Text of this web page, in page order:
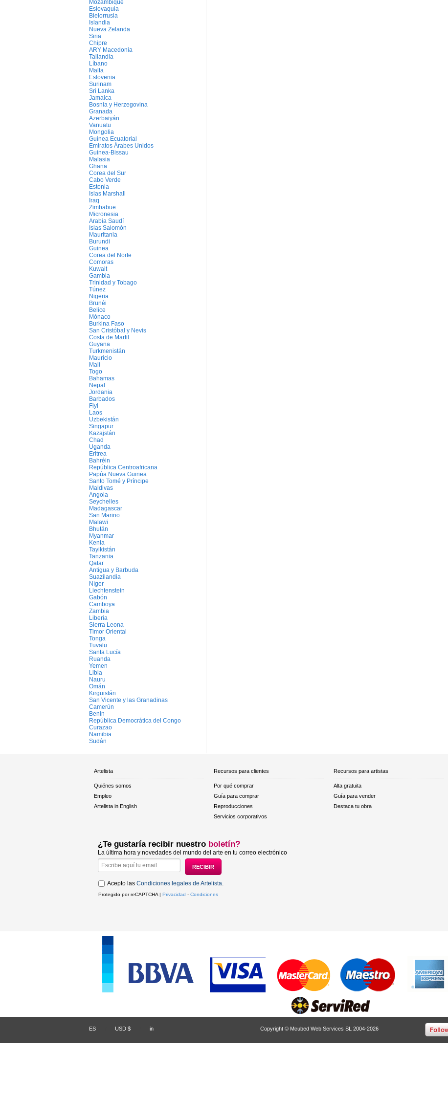
Mozambique
Eslovaquia
Bielorrusia
Islandia
Nueva Zelanda
Siria
Chipre
ARY Macedonia
Tailandia
Líbano
Malta
Eslovenia
Surinam
Sri Lanka
Jamaica
Bosnia y Herzegovina
Granada
Azerbaiyán
Vanuatu
Mongolia
Guinea Ecuatorial
Emiratos Árabes Unidos
Guinea-Bissau
Malasia
Ghana
Corea del Sur
Cabo Verde
Estonia
Islas Marshall
Iraq
Zimbabue
Micronesia
Arabia Saudí
Islas Salomón
Mauritania
Burundi
Guinea
Corea del Norte
Comoras
Kuwait
Gambia
Trinidad y Tobago
Túnez
Nigeria
Brunéi
Belice
Mónaco
Burkina Faso
San Cristóbal y Nevis
Costa de Marfil
Guyana
Turkmenistán
Mauricio
Malí
Togo
Bahamas
Nepal
Jordania
Barbados
Fiyi
Laos
Uzbekistán
Singapur
Kazajstán
Chad
Uganda
Eritrea
Bahréin
República Centroafricana
Papúa Nueva Guinea
Santo Tomé y Príncipe
Maldivas
Angola
Seychelles
Madagascar
San Marino
Malawi
Bhután
Myanmar
Kenia
Tayikistán
Tanzania
Qatar
Antigua y Barbuda
Suazilandia
Níger
Liechtenstein
Gabón
Camboya
Zambia
Liberia
Sierra Leona
Timor Oriental
Tonga
Tuvalu
Santa Lucía
Ruanda
Yemen
Libia
Nauru
Omán
Kirguistán
San Vicente y las Granadinas
Camerún
Benin
República Democrática del Congo
Curazao
Namibia
Sudán
Artelista
Quiénes somos
Empleo
Artelista in English
Recursos para clientes
Por qué comprar
Guía para comprar
Reproducciones
Servicios corporativos
Recursos para artistas
Alta gratuita
Guía para vender
Destaca tu obra
¿Te gustaría recibir nuestro boletín?
La última hora y novedades del mundo del arte en tu correo electrónico
Acepto las Condiciones legales de Artelista.
Protegido por reCAPTCHA | Privacidad - Condiciones
ES USD $ in Copyright © Mcubed Web Services SL 2004-2026